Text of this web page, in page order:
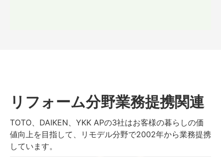
リフォーム分野業務提携関連
TOTO、DAIKEN、YKK APの3社はお客様の暮らしの価
値向上を目指して、リモデル分野で2002年から業務提携
しています。